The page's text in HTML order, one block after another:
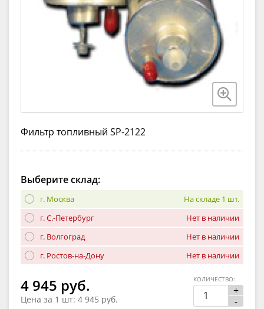
Фильтр топливный SP-2122
Выберите склад:
г. Москва
На складе 1 шт.
г. С.-Петербург
Нет в наличии
г. Волгоград
Нет в наличии
г. Ростов-на-Дону
Нет в наличии
4 945 руб.
Цена за 1 шт: 4 945 руб.
+
-
КОЛИЧЕСТВО: